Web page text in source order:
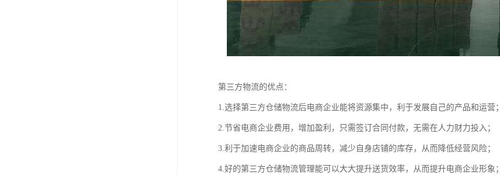
第三方物流的优点：
1.选择第三方仓储物流后电商企业能将资源集中，利于发展自己的产品和运营；
2.节省电商企业费用，增加盈利，只需签订合同付款，无需在人力财力投入；
3.利于加速电商企业的商品周转，减少自身店铺的库存，从而降低经营风险；
4.好的第三方仓储物流管理能可以大大提升送货效率，从而提升电商企业形象；